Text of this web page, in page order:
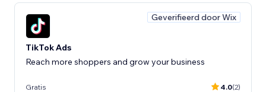
Geverifieerd door Wix
TikTok Ads
Reach more shoppers and grow your business
Gratis 4.0(2)